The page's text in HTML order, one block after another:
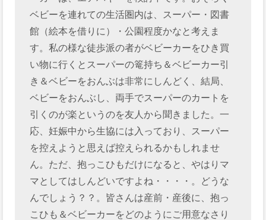
ベビーを連れての生活圏内は、スーパー・図書
館（絵本を借りに）・公園程度かなと考えま
す。私の様な徒歩派の者がベビーカーをひき買
い物に行くとスーパーの篭持ち＆ベビーカー引
き＆ベビーをおんぶは非常にしんどく、結局、
ベビーをおんぶし、両手でスーパーのカートを
引くのが楽というのを友人から聞きました。一
応、妊娠中から生協には入っており、スーパー
を控えようと思えば控えられるかもしれませ
ん。ただ、抱っこひもだけになると、やはりマ
マとしてはしんどいですよね・・・・。どうな
んでしょう？？。皆さんは産前・産後に、抱っ
こひも＆ベビーカーをどのようにご用意なさり